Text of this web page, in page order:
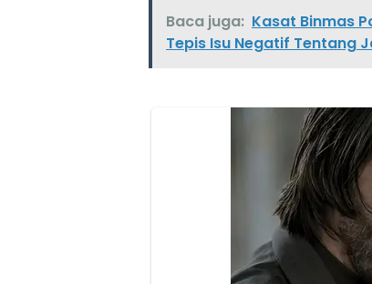
Baca juga: Kasat Binmas
Tepis Isu Negatif Tentang